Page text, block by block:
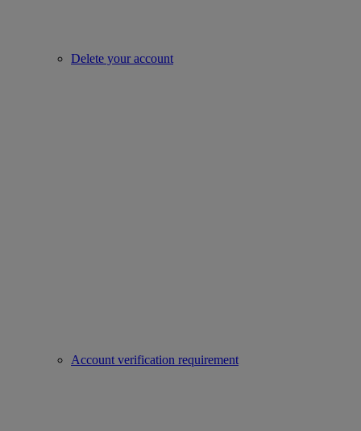
Delete your account
Account verification requirement